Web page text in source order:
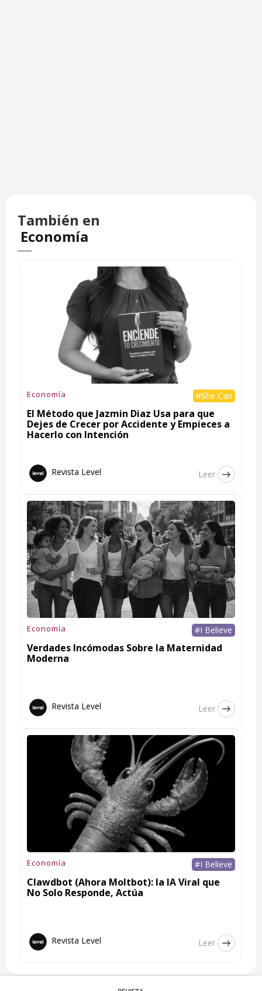
También en
Economía
Economía #She Can
El Método que Jazmin Diaz Usa para que
Dejes de Crecer por Accidente y Empieces a
Hacerlo con Intención
Revista Level Leer
Economía #I Believe
Verdades Incómodas Sobre la Maternidad
Moderna
Revista Level Leer
Economía #I Believe
Clawdbot (Ahora Moltbot): la IA Viral que
No Solo Responde, Actúa
Revista Level Leer